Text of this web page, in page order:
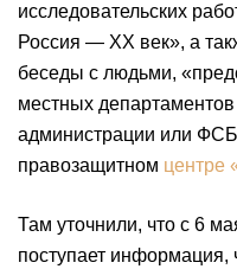
исследовательских
Россия — ХХ век», а
беседы с людьми,
местных
администрации или
правозащитном центре
Там уточнили, что с 6
поступает информация,